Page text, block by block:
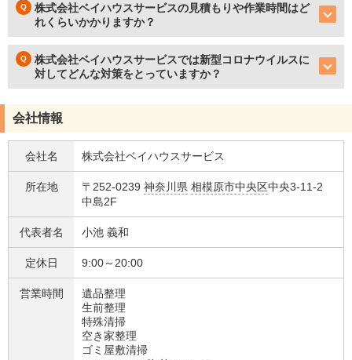
株式会社ベイハウスサービスの見積もりや作業時間はど
れくらいかかりますか？
株式会社ベイハウスサービスでは新型コロナウイルスに
対してどんな対策をとっていますか？
会社情報
会社名 株式会社ベイハウスサービス
所在地 〒252-0239 神奈川県 相模原市中央区中央3-11-2
中島2F
代表者名 小池 義和
定休日 9:00～20:00
営業時間
遺品整理
生前整理
特殊清掃
空き家整理
ゴミ屋敷清掃